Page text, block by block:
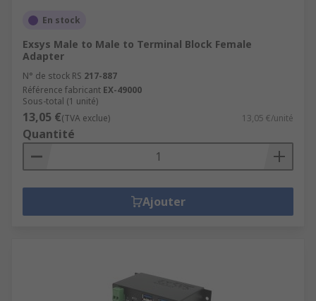
En stock
Exsys Male to Male to Terminal Block Female
Adapter
N° de stock RS 217-887
Référence fabricant EX-49000
Sous-total (1 unité)
13,05 €(TVA exclue) 13,05 €/unité
Quantité
Ajouter